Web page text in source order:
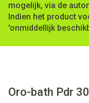
mogelijk, via de
Indien het product
'onmiddellijk
Oro-bath Pdr